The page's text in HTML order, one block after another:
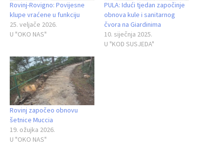
Rovinj-Rovigno: Povijesne
klupe vraćene u funkciju
25. veljače 2026.
U "OKO NAS"
PULA: Idući tjedan započinje
obnova kule i sanitarnog
čvora na Giardinima
10. siječnja 2025.
U "KOD SUSJEDA"
Rovinj započeo obnovu
šetnice Muccia
19. ožujka 2026.
U "OKO NAS"